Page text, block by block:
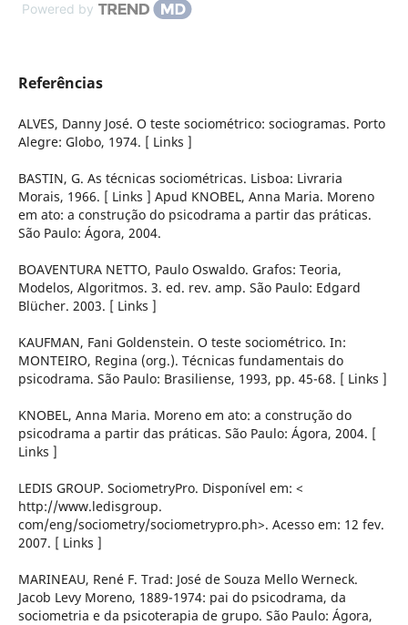
Powered by
Referências
ALVES, Danny José. O teste sociométrico: sociogramas. Porto
Alegre: Globo, 1974. [ Links ]
BASTIN, G. As técnicas sociométricas. Lisboa: Livraria
Morais, 1966. [ Links ] Apud KNOBEL, Anna Maria. Moreno
em ato: a construção do psicodrama a partir das práticas.
São Paulo: Ágora, 2004.
BOAVENTURA NETTO, Paulo Oswaldo. Grafos: Teoria,
Modelos, Algoritmos. 3. ed. rev. amp. São Paulo: Edgard
Blücher. 2003. [ Links ]
KAUFMAN, Fani Goldenstein. O teste sociométrico. In:
MONTEIRO, Regina (org.). Técnicas fundamentais do
psicodrama. São Paulo: Brasiliense, 1993, pp. 45-68. [ Links ]
KNOBEL, Anna Maria. Moreno em ato: a construção do
psicodrama a partir das práticas. São Paulo: Ágora, 2004. [
Links ]
LEDIS GROUP. SociometryPro. Disponível em: <
http://www.ledisgroup.
com/eng/sociometry/sociometrypro.ph>. Acesso em: 12 fev.
2007. [ Links ]
MARINEAU, René F. Trad: José de Souza Mello Werneck.
Jacob Levy Moreno, 1889-1974: pai do psicodrama, da
sociometria e da psicoterapia de grupo. São Paulo: Ágora,